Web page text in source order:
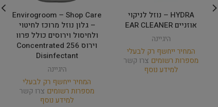
HYDRA – נוזל לניקוי
אוזניים EAR CLEANER
היגיינה
המחיר ייחשף רק לבעלי
מספרות רשומים צרו קשר
למידע נוסף
Envirogroom – Shop Care
– גלון נוזל מרוכז לחיטוי
ולחיסול וירוסים כולל פרוו
וירוס 256 Concentrated
Disinfectant
היגיינה
המחיר ייחשף רק לבעלי
מספרות רשומים צרו קשר
למידע נוסף